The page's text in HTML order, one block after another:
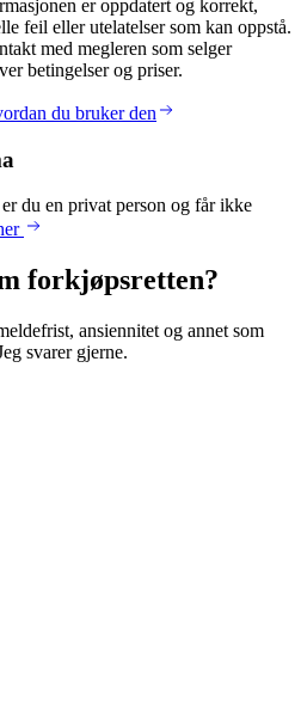
er oppdatert og korrekt,
feil eller utelatelser som kan oppstå.
med megleren som selger
betingelser og priser.
du bruker den
du en privat person og får ikke
forkjøpsretten?
ansiennitet og annet som
svarer gjerne.